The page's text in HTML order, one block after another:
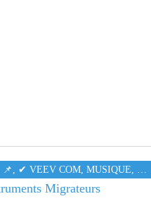
​​​​​​​📌 , ✔ VEEV COM, MUSIQUE, 551